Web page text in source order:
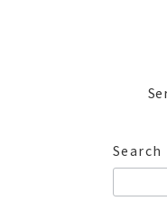
Search